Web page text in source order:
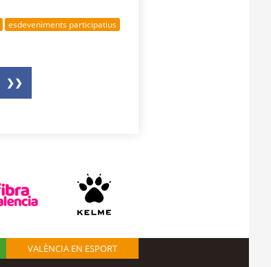
esdeveniments participatius
❯❯
VALÈNCIA EN ESPORT